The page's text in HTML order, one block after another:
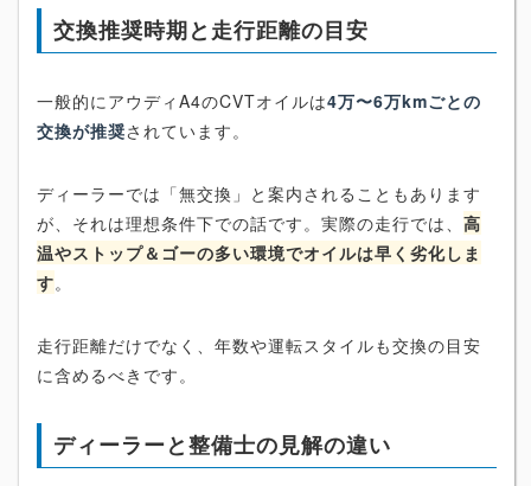
交換推奨時期と走行距離の目安
一般的にアウディA4のCVTオイルは4万〜6万kmごとの
交換が推奨されています。
ディーラーでは「無交換」と案内されることもあります
が、それは理想条件下での話です。実際の走行では、 高
温やストップ＆ゴーの多い環境でオイルは早く劣化しま
す。
走行距離だけでなく、年数や運転スタイルも交換の目安
に含めるべきです。
ディーラーと整備士の見解の違い